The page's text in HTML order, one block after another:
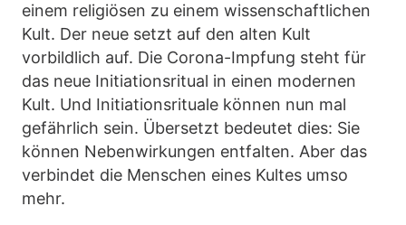
einem religiösen zu einem wissenschaftlichen
Kult. Der neue setzt auf den alten Kult
vorbildlich auf. Die Corona-Impfung steht für
das neue Initiationsritual in einen modernen
Kult. Und Initiationsrituale können nun mal
gefährlich sein. Übersetzt bedeutet dies: Sie
können Nebenwirkungen entfalten. Aber das
verbindet die Menschen eines Kultes umso
mehr.